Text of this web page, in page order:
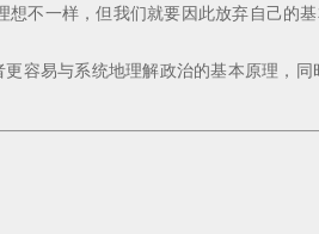
不一样，但我们就要因此放弃自己的基
容易与系统地理解政治的基本原理，